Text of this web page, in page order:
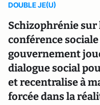
DOUBLE JE(U)
Schizophrénie sur
conférence
gouvernement
dialogue social
et recentralise à
forcée dans la